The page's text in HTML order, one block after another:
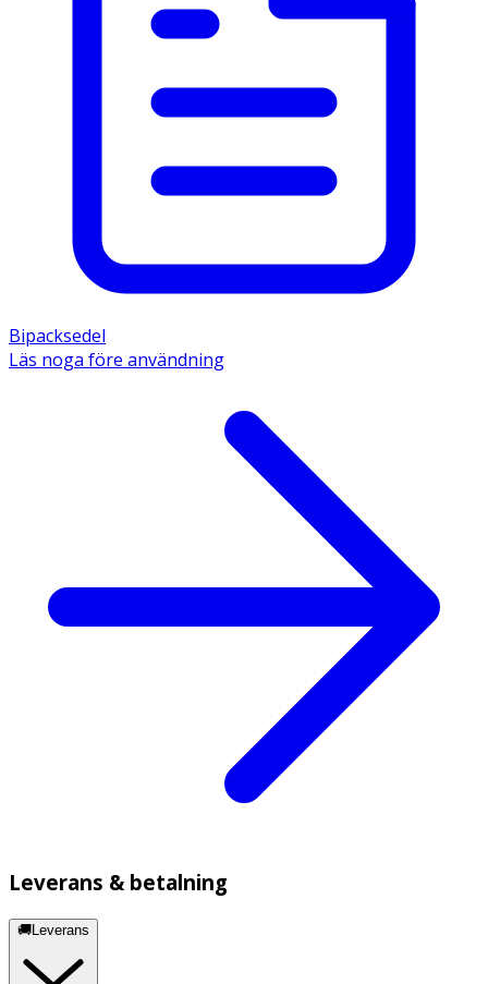
Bipacksedel
Läs noga före användning
Leverans & betalning
🚚Leverans